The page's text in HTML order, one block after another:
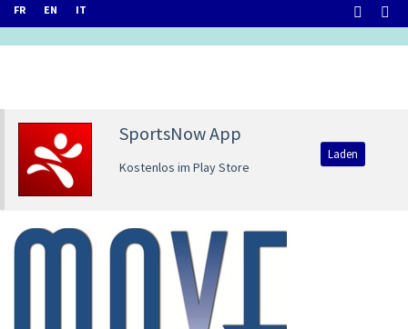
FR EN IT
SportsNow App
Kostenlos im Play Store
Laden